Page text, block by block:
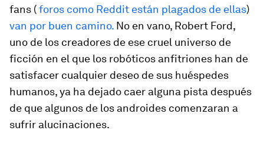
fans (foros como Reddit están plagados de ellas)
van por buen camino. No en vano, Robert Ford,
uno de los creadores de ese cruel universo de
ficción en el que los robóticos anfitriones han de
satisfacer cualquier deseo de sus huéspedes
humanos, ya ha dejado caer alguna pista después
de que algunos de los androides comenzaran a
sufrir alucinaciones.